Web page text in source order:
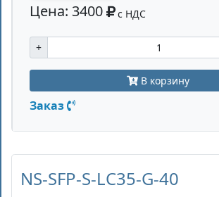
Цена: 3400 с НДС
+
В корзину
Заказ
NS-SFP-S-LC35-G-40